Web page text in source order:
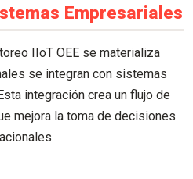
Empresariales
IIoT OEE se materializa
se integran con sistemas
integración crea un flujo de
mejora la toma de decisiones